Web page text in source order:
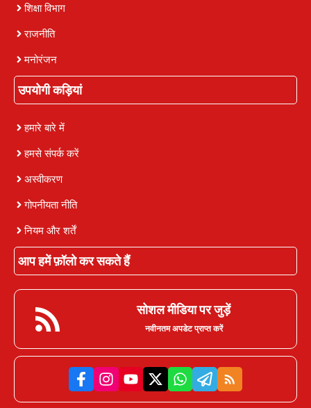
शिक्षा विभाग
राजनीति
मनोरंजन
उपयोगी कड़ियां
हमारे बारे में
हमसे संपर्क करें
अस्वीकरण
गोपनीयता नीति
नियम और शर्तें
आप हमें फ़ॉलो कर सकते हैं
सोशल मीडिया पर जुड़ें
नवीनतम अपडेट प्राप्त करें